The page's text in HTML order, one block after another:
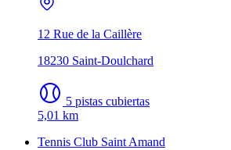
12 Rue de la Caillère
18230 Saint-Doulchard
5 pistas cubiertas
5,01 km
Tennis Club Saint Amand